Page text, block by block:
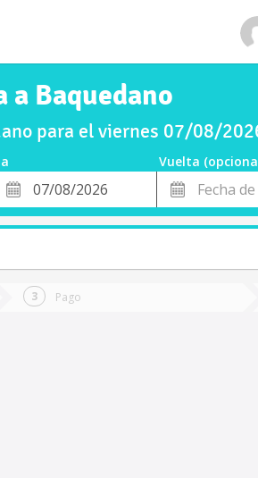
a Baquedano
para el viernes 07/08/
Vuelta
Fecha
Fecha
de
Vuelta
Pago